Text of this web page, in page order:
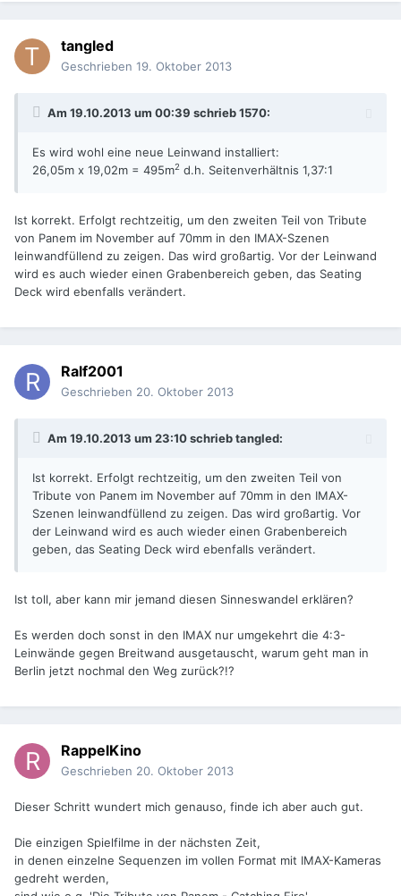
tangled
Geschrieben 19. Oktober 2013
Am 19.10.2013 um 00:39 schrieb 1570:
Es wird wohl eine neue Leinwand installiert:
26,05m x 19,02m = 495m2 d.h. Seitenverhältnis 1,37:1
Ist korrekt. Erfolgt rechtzeitig, um den zweiten Teil von Tribute
von Panem im November auf 70mm in den IMAX-Szenen
leinwandfüllend zu zeigen. Das wird großartig. Vor der Leinwand
wird es auch wieder einen Grabenbereich geben, das Seating
Deck wird ebenfalls verändert.
Ralf2001
Geschrieben 20. Oktober 2013
Am 19.10.2013 um 23:10 schrieb tangled:
Ist korrekt. Erfolgt rechtzeitig, um den zweiten Teil von
Tribute von Panem im November auf 70mm in den IMAX-
Szenen leinwandfüllend zu zeigen. Das wird großartig. Vor
der Leinwand wird es auch wieder einen Grabenbereich
geben, das Seating Deck wird ebenfalls verändert.
Ist toll, aber kann mir jemand diesen Sinneswandel erklären?
Es werden doch sonst in den IMAX nur umgekehrt die 4:3-
Leinwände gegen Breitwand ausgetauscht, warum geht man in
Berlin jetzt nochmal den Weg zurück?!?
RappelKino
Geschrieben 20. Oktober 2013
Dieser Schritt wundert mich genauso, finde ich aber auch gut.
Die einzigen Spielfilme in der nächsten Zeit,
in denen einzelne Sequenzen im vollen Format mit IMAX-Kameras
gedreht werden,